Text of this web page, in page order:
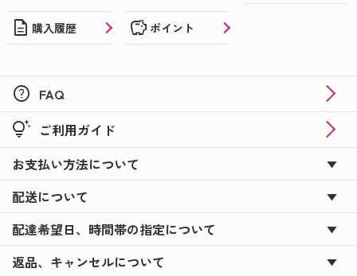
description 購入履歴 savings ポイント
help FAQ
tips_and_updates ご利用ガイド
お支払い方法について
配送について
配達希望日、時間帯の指定について
返品、キャンセルについて